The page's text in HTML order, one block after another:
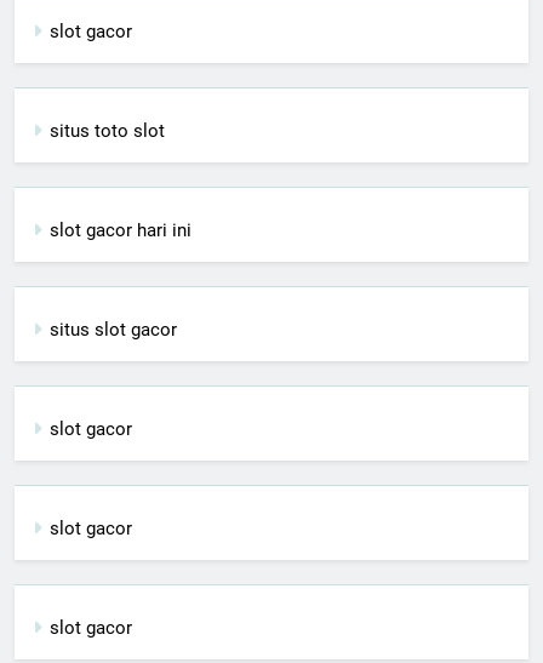
slot gacor
situs toto slot
slot gacor hari ini
situs slot gacor
slot gacor
slot gacor
slot gacor